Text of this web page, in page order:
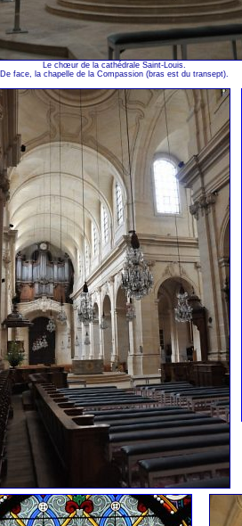
Le chœur de la cathédrale Saint-Louis.
De face, la chapelle de la Compassion (bras est du transept).